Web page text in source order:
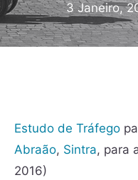
3 Janeiro,
Estudo de Tráfego
Abraão, Sintra, para
2016)